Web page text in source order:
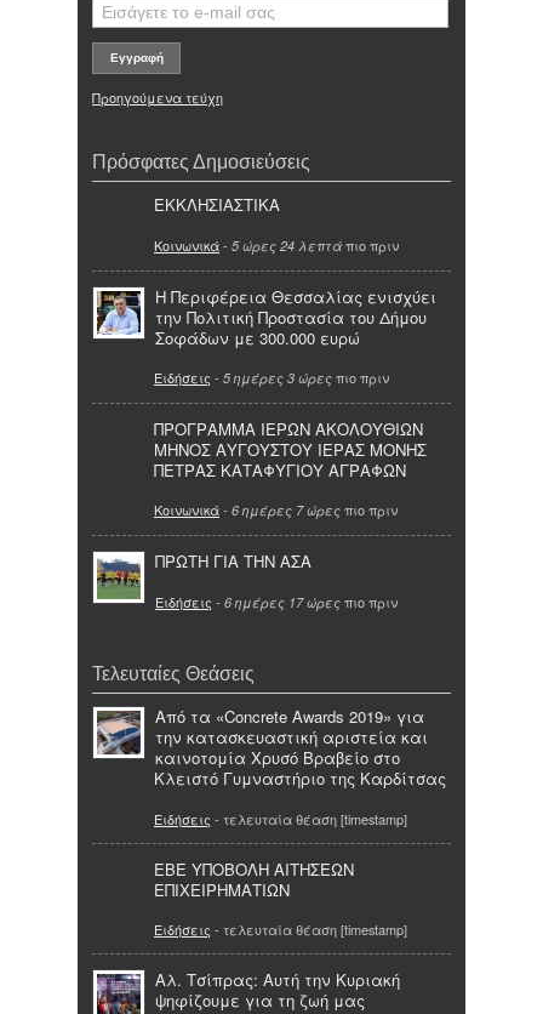
Προηγούμενα τεύχη
Πρόσφατες Δημοσιεύσεις
ΕΚΚΛΗΣΙΑΣΤΙΚΑ
Κοινωνικά- 5 ώρες 24 λεπτά πιο πριν
Η Περιφέρεια Θεσσαλίας ενισχύει
την Πολιτική Προστασία του Δήμου
Σοφάδων με 300.000 ευρώ
Ειδήσεις - 5 ημέρες 3 ώρες πιο πριν
ΠΡΟΓΡΑΜΜΑ ΙΕΡΩΝ ΑΚΟΛΟΥΘΙΩΝ
ΜΗΝΟΣ ΑΥΓΟΥΣΤΟΥ ΙΕΡΑΣ ΜΟΝΗΣ
ΠΕΤΡΑΣ ΚΑΤΑΦΥΓΙΟΥ ΑΓΡΑΦΩΝ
Κοινωνικά- 6 ημέρες 7 ώρες πιο πριν
ΠΡΩΤΗ ΓΙΑ ΤΗΝ ΑΣΑ
Ειδήσεις - 6 ημέρες 17 ώρες πιο πριν
Τελευταίες Θεάσεις
Από τα «Concrete Awards 2019» για
την κατασκευαστική αριστεία και
καινοτομία Χρυσό Βραβείο στο
Κλειστό Γυμναστήριο της Καρδίτσας
Ειδήσεις - τελευταία θέαση [timestamp]
ΕΒΕ ΥΠΟΒΟΛΗ ΑΙΤΗΣΕΩΝ
ΕΠΙΧΕΙΡΗΜΑΤΙΩΝ
Ειδήσεις - τελευταία θέαση [timestamp]
Αλ. Τσίπρας: Αυτή την Κυριακή
ψηφίζουμε για τη ζωή μας